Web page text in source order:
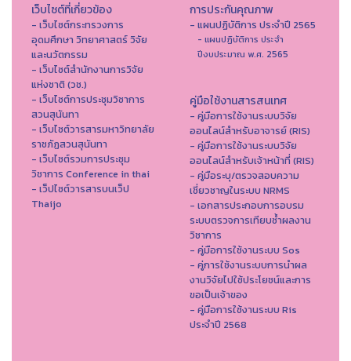
เว็บไซต์ที่เกี่ยวข้อง
- เว็บไซต์กระทรวงการ
อุดมศึกษา วิทยาศาสตร์ วิจัย
และนวัตกรรม
- เว็บไซต์สำนักงานการวิจัย
แห่งชาติ (วช.)
- เว็บไซต์การประชุมวิชาการ
สวนสุนันทา
- เว็บไซต์วารสารมหาวิทยาลัย
ราชภัฏสวนสุนันทา
- เว็บไซต์รวมการประชุม
วิชาการ Conference in thai
- เว็ปไซต์วารสารบนเว็ป
Thaijo
การประกันคุณภาพ
- แผนปฏิบัติการ ประจำปี 2565
- แผนปฏิบัติการ ประจำ
ปีงบประมาณ พ.ศ. 2565
คู่มือใช้งานสารสนเทศ
- คู่มือการใช้งานระบบวิจัย
ออนไลน์สำหรับอาจารย์ (RIS)
- คู่มือการใช้งานระบบวิจัย
ออนไลน์สำหรับเจ้าหน้าที่ (RIS)
- คู่มือระบุ/ตรวจสอบความ
เชี่ยวชาญในระบบ NRMS
- เอกสารประกอบการอบรม
ระบบตรวจการเทียบซ้ำผลงาน
วิชาการ
- คู่มือการใช้งานระบบ Sos
- คู่การใช้งานระบบการนำผล
งานวิจัยไปใช้ประโยชน์และการ
ขอเป็นเจ้าของ
- คู่มือการใช้งานระบบ Ris
ประจำปี 2568